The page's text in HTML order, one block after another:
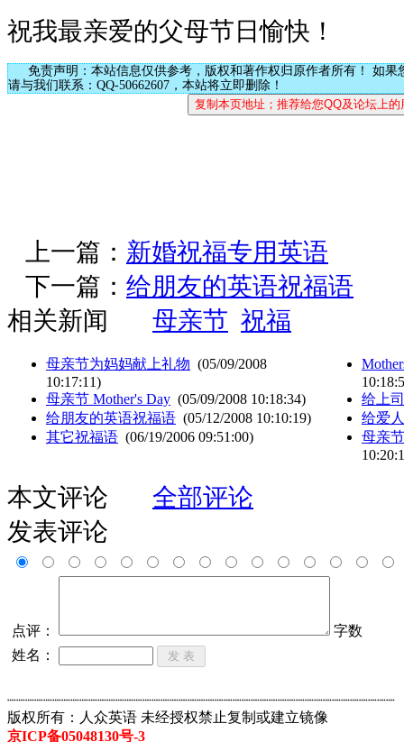
祝我最亲爱的父母节日愉快！
免责声明：本站信息仅供参考，版权和著作权归原作者所有！ 如果
请与我们联系：QQ-50662607，本站将立即删除！
上一篇： 新婚祝福专用英语
下一篇： 给朋友的英语祝福语
相关新闻
母亲节 祝福
母亲节为妈妈献上礼物 (05/09/2008
10:17:11)
母亲节 Mother's Day (05/09/2008 10:18:34)
给朋友的英语祝福语 (05/12/2008 10:10:19)
其它祝福语 (06/19/2006 09:51:00)
给上
给爱
母亲
本文评论
全部评论
发表评论
点评：
字数
姓名：
┈┈┈┈┈┈┈┈┈┈┈┈┈┈┈┈┈┈┈┈┈┈┈┈┈┈┈┈┈┈┈┈┈┈┈┈┈┈┈┈┈┈┈
版权所有：人众英语 未经授权禁止复制或建立镜像
京ICP备05048130号-3